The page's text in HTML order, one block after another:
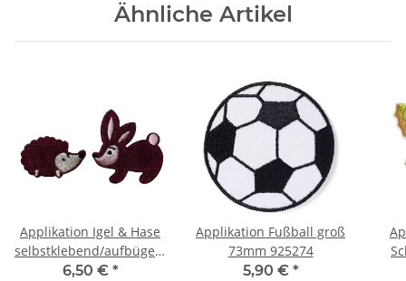
Ähnliche Artikel
Applikation Igel & Hase
selbstklebend/aufbügelbar,
dunkelrot 924373
6,50 € *
Applikation Fußball groß
73mm 925274
5,90 € *